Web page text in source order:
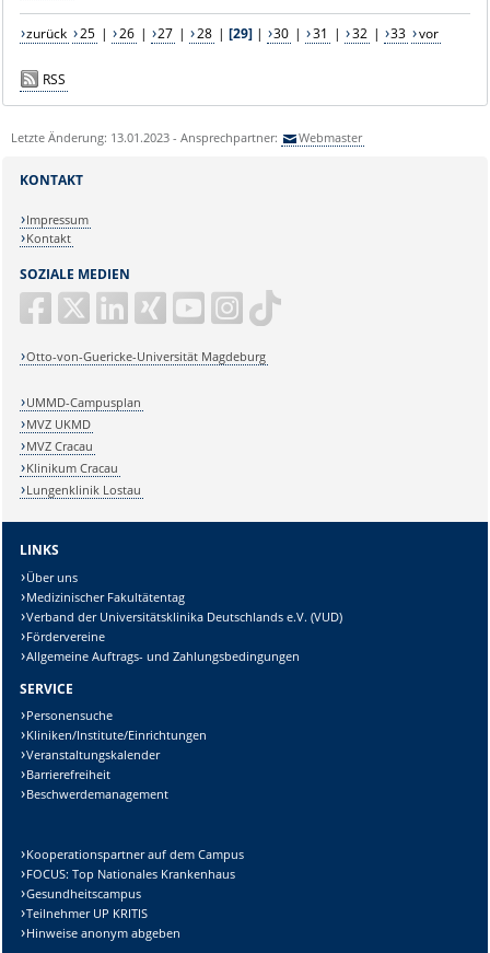
zurück 25 | 26 | 27 | 28 | [29]| 30 | 31 | 32 | 33 vor
RSS
Letzte Änderung: 13.01.2023 - Ansprechpartner: Webmaster
SOZIALE MEDIEN
Otto-von-Guericke-Universität Magdeburg
KONTAKT
Impressum
Kontakt
UMMD-Campusplan
MVZ UKMD
MVZ Cracau
Klinikum Cracau
Lungenklinik Lostau
LINKS
Über uns
Medizinischer Fakultätentag
Verband der Universitätsklinika Deutschlands e.V. (VUD)
Fördervereine
Allgemeine Auftrags- und Zahlungsbedingungen
SERVICE
Personensuche
Kliniken/Institute/Einrichtungen
Veranstaltungskalender
Barrierefreiheit
Beschwerdemanagement
Kooperationspartner auf dem Campus
FOCUS: Top Nationales Krankenhaus
Gesundheitscampus
Teilnehmer UP KRITIS
Hinweise anonym abgeben